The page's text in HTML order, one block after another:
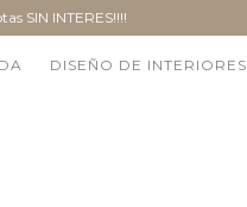
SIN INTERES!!!!
DISEÑO DE INTERIORES